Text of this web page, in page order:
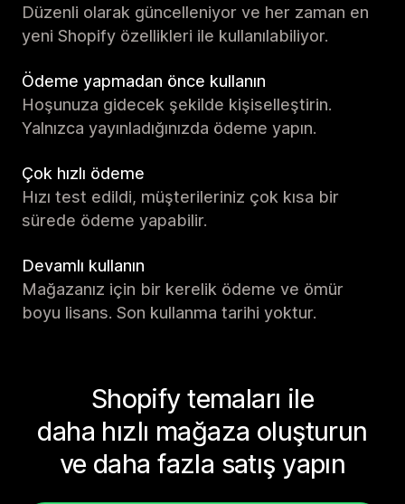
Düzenli olarak güncelleniyor ve her zaman en
yeni Shopify özellikleri ile kullanılabiliyor.
Ödeme yapmadan önce kullanın
Hoşunuza gidecek şekilde kişiselleştirin.
Yalnızca yayınladığınızda ödeme yapın.
Çok hızlı ödeme
Hızı test edildi, müşterileriniz çok kısa bir
sürede ödeme yapabilir.
Devamlı kullanın
Mağazanız için bir kerelik ödeme ve ömür
boyu lisans. Son kullanma tarihi yoktur.
Shopify temaları ile
daha hızlı mağaza oluşturun
ve daha fazla satış yapın